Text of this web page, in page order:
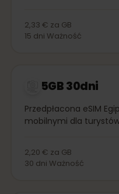
2,33 € za GB
15 dni Ważność
5GB 30dni
Przedpłacona eSIM
mobilnymi dla
2,20 € za GB
30 dni Ważność